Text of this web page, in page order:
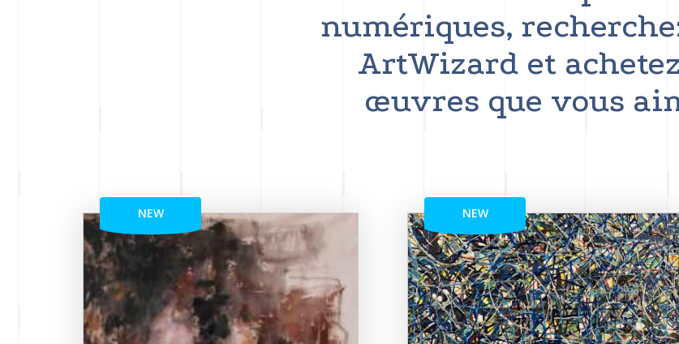
numériques,
ArtWizard et
œuvres que vous
NEW NEW